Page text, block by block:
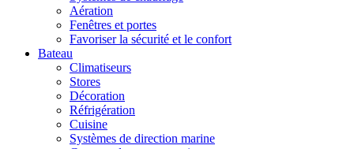
Aération
Fenêtres et portes
Favoriser la sécurité et le confort
Bateau
Climatiseurs
Stores
Décoration
Réfrigération
Cuisine
Systèmes de direction marine